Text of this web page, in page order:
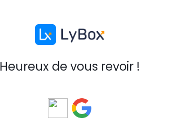
Heureux de vous revoir !